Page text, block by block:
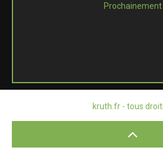
Prochainement
kruth.fr - tous